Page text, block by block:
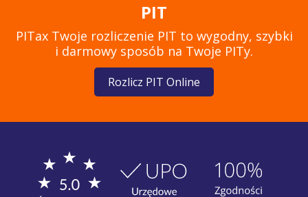
PIT
PITax Twoje rozliczenie PIT to wygodny, szybki
i darmowy sposób na Twoje PITy.
Rozlicz PIT Online